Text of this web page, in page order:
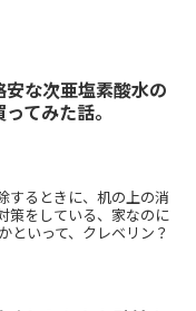
な次亜塩素酸水の
てみた話。
するときに、机の上の消
策をしている、家なのに
といって、クレベリン？